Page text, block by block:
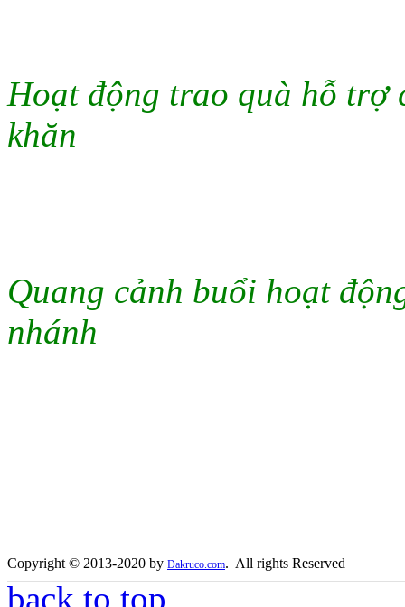
Hoạt động trao quà hỗ trợ
khăn
Quang cảnh buổi hoạt
nhánh
back to top
Copyright © 2013-2020 by Dakruco.com. All rights Reserved